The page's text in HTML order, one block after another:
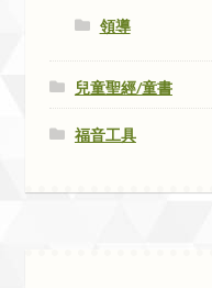
領導
兒童聖經/童書
福音工具